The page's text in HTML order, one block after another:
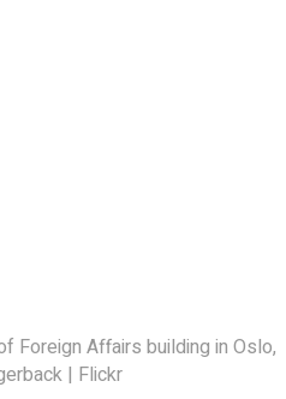
Foreign Affairs building in Oslo,
| Flickr